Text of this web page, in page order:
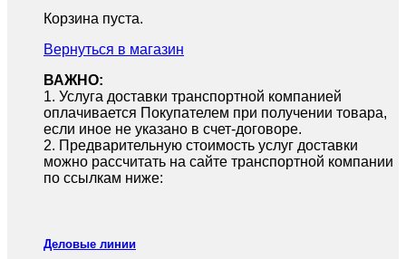
Корзина пуста.
Вернуться в магазин
ВАЖНО:
1.⁠ ⁠Услуга доставки транспортной компанией
оплачивается Покупателем при получении товара,
если иное не указано в счет-договоре.
2.⁠ ⁠Предварительную стоимость услуг доставки
можно рассчитать на сайте транспортной компании
по ссылкам ниже:
Деловые линии